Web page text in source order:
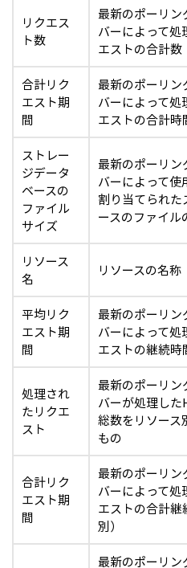
リクエス
ト数
最新のポーリン
バーによって
エストの合計数
合計リク
エスト期
間
最新のポーリン
バーによって
エストの合計時
ストレー
ジデータ
ベースの
ファイル
サイズ
最新のポーリン
バーによって使
割り当てられ
ースのファイル
リソース
名
リソースの名称
平均リク
エスト期
間
最新のポーリン
バーによって
エストの継続時
処理され
たリクエ
スト
最新のポーリン
バーが処理し
総数をリソース
もの
合計リク
エスト期
間
最新のポーリン
バーによって
エストの合計継
別）
最新のポーリン